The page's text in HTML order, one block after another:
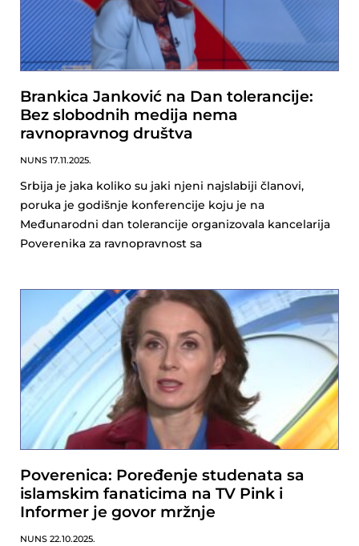
Brankica Janković na Dan tolerancije:
Bez slobodnih medija nema
ravnopravnog društva
NUNS 17.11.2025.
Srbija je jaka koliko su jaki njeni najslabiji članovi,
poruka je godišnje konferencije koju je na
Međunarodni dan tolerancije organizovala kancelarija
Poverenika za ravnopravnost sa
Poverenica: Poređenje studenata sa
islamskim fanaticima na TV Pink i
Informer je govor mržnje
NUNS 22.10.2025.